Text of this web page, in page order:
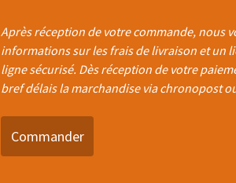
Après réception de votre commande, nous
informations sur les frais de livraison et un
ligne sécurisé. Dès réception de votre
bref délais la marchandise via chronopost
Commander